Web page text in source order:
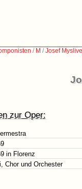
/ M /Josef
zur Oper:
in Florenz
Chor und Orchester